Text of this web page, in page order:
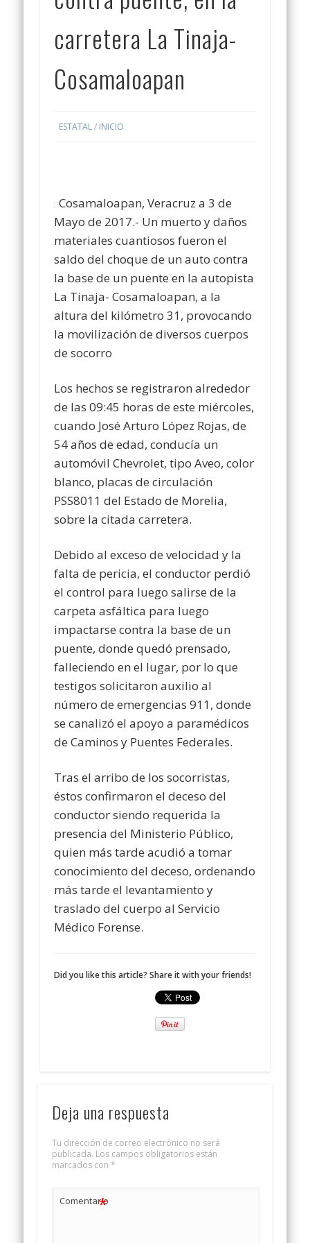
carretera La Tinaja-
Cosamaloapan
ESTATAL/ INICIO
Cosamaloapan, Veracruz a 3 de
Mayo de 2017.- Un muerto y daños
materiales cuantiosos fueron el
saldo del choque de un auto contra
la base de un puente en la autopista
La Tinaja- Cosamaloapan, a la
altura del kilómetro 31, provocando
la movilización de diversos cuerpos
de socorro
Los hechos se registraron alrededor
de las 09:45 horas de este miércoles,
cuando José Arturo López Rojas, de
54 años de edad, conducía un
automóvil Chevrolet, tipo Aveo, color
blanco, placas de circulación
PSS8011 del Estado de Morelia,
sobre la citada carretera.
Debido al exceso de velocidad y la
falta de pericia, el conductor perdió
el control para luego salirse de la
carpeta asfáltica para luego
impactarse contra la base de un
puente, donde quedó prensado,
falleciendo en el lugar, por lo que
testigos solicitaron auxilio al
número de emergencias 911, donde
se canalizó el apoyo a paramédicos
de Caminos y Puentes Federales.
Tras el arribo de los socorristas,
éstos confirmaron el deceso del
conductor siendo requerida la
presencia del Ministerio Público,
quien más tarde acudió a tomar
conocimiento del deceso, ordenando
más tarde el levantamiento y
traslado del cuerpo al Servicio
Médico Forense.
Did you like this article? Share it with your friends!
Deja una respuesta
Tu dirección de correo electrónico no será
publicada. Los campos obligatorios están
marcados con *
Comentario
*